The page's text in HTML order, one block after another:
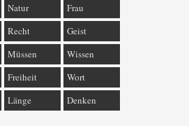
Natur
Frau
Recht
Geist
Müssen
Wissen
Freiheit
Wort
Länge Denken